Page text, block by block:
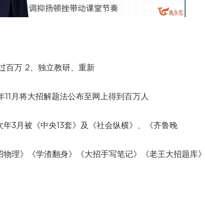
百万 2、独立教研、重新
月将大招解题法公布至网上得到百万人
3月被《中央13套》及《社会纵横》、《齐鲁晚
理》《学渣翻身》《大招手写笔记》《老王大招题库》